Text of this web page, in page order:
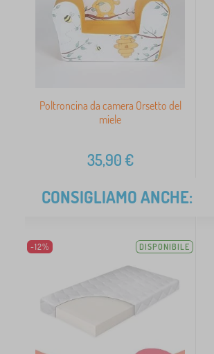
Poltroncina da camera Orsetto del
miele
35,90€
CONSIGLIAMO ANCHE:
-12% DISPONIBILE